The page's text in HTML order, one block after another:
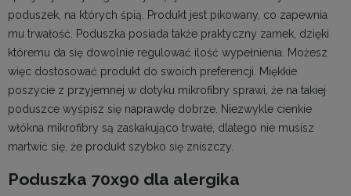
poduszek, na których śpią. Produkt jest pikowany, co zapewnia
mu trwałość. Poduszka posiada także praktyczny zamek, dzięki
któremu da się dowolnie regulować ilość wypełnienia. Możesz
więc dostosować produkt do swoich preferencji. Miękkie
poszycie z przyjemnej w dotyku mikrofibry sprawi, że na takiej
poduszce wyśpisz się naprawdę dobrze. Niezwykle cienkie
włókna mikrofibry są zaskakująco trwałe, dlatego nie musisz
martwić się, że produkt szybko się zniszczy.
Poduszka 70x90 dla alergika